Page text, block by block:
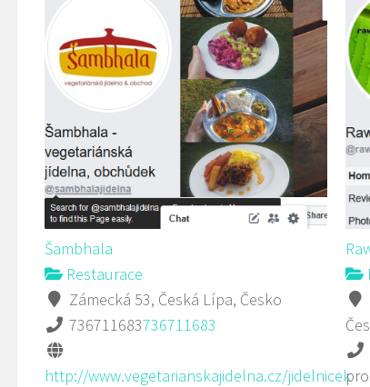
Šambhala
Restaurace
Zámecká 53, Česká Lípa, Česko
736711683736711683
http://www.vegetarianskajidelna.cz/jidelnicek